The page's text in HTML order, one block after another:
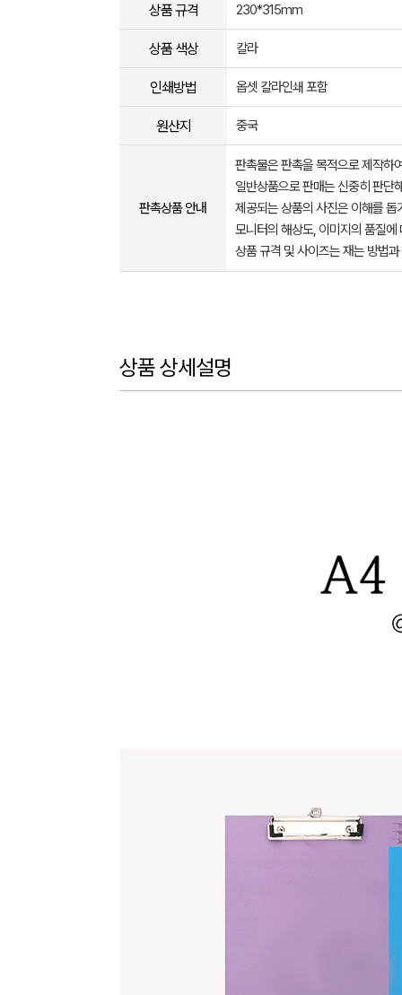
상품 규격 230*315mm
상품 색상 칼라
인쇄방법 옵셋 칼라인쇄 포함
원산지 중국
판촉상품 안내
판촉물은 판촉을 목적으로 제작하
일반상품으로 판매는 신중히 판단
제공되는 상품의 사진은 이해를
모니터의 해상도, 이미지의 품질
상품 규격 및 사이즈는 재는 방법
상품 상세설명